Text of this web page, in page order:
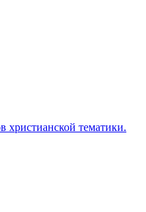
христианской тематики.